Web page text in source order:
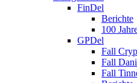
FinDel
Berichte
100
GPDel
Fall
Fall
Fall